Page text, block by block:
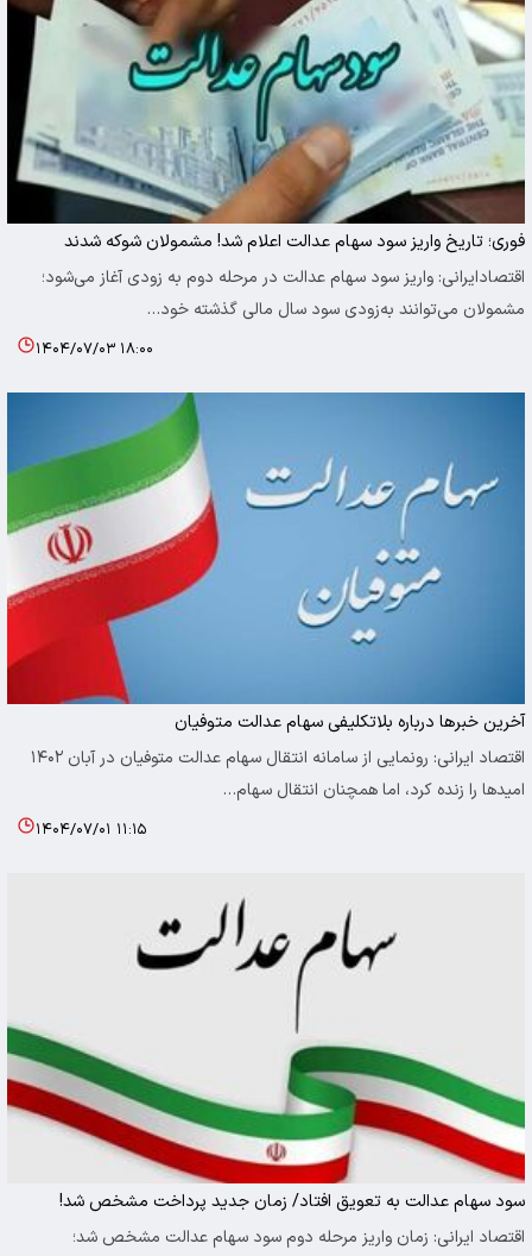
فوری؛ تاریخ واریز سود سهام عدالت اعلام شد! مشمولان شوکه شدند
اقتصادایرانی: واریز سود سهام عدالت در مرحله دوم به زودی آغاز می‌شود؛
مشمولان می‌توانند به‌زودی سود سال مالی گذشته خود…
۱۴۰۴/۰۷/۰۳ ۱۸:۰۰
آخرین خبرها درباره بلاتکلیفی سهام عدالت متوفیان
اقتصاد ایرانی: رونمایی از سامانه انتقال سهام عدالت متوفیان در آبان ۱۴۰۲
امیدها را زنده کرد، اما همچنان انتقال سهام…
۱۴۰۴/۰۷/۰۱ ۱۱:۱۵
سود سهام عدالت به تعویق افتاد/ زمان جدید پرداخت مشخص شد!
اقتصاد ایرانی: زمان واریز مرحله دوم سود سهام عدالت مشخص شد؛